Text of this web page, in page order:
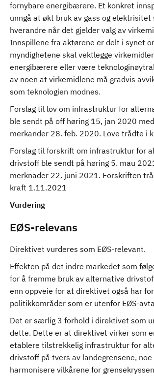
fornybare energibærere. Et konkret
unngå at økt bruk av gass og
hverandre når det gjelder valg av
Innspillene fra aktørene er delt i synet
myndighetene skal vektlegge
energibærere eller være
av noen at virkemidlene må gradvis
som teknologien modnes.
Forslag til lov om infrastruktur for
ble sendt på off høring 15, jan 2020
merkander 28. feb. 2020. Love trådte i
Forslag til forskrift om infrastruktur for
drivstoff ble sendt på høring 5. mau
merknader 22. juni 2021. Forskriften
kraft 1.11.2021
Vurdering
EØS-relevans
Direktivet vurderes som EØS-relevant.
Effekten på det indre markedet som
for å fremme bruk av alternative
enn oppveie for at direktivet også har
politikkområder som er utenfor EØS-
Det er særlig 3 forhold i direktivet som
dette. Dette er at direktivet virker som
etablere tilstrekkelig infrastruktur for
drivstoff på tvers av landegrensene,
harmonisere vilkårene for